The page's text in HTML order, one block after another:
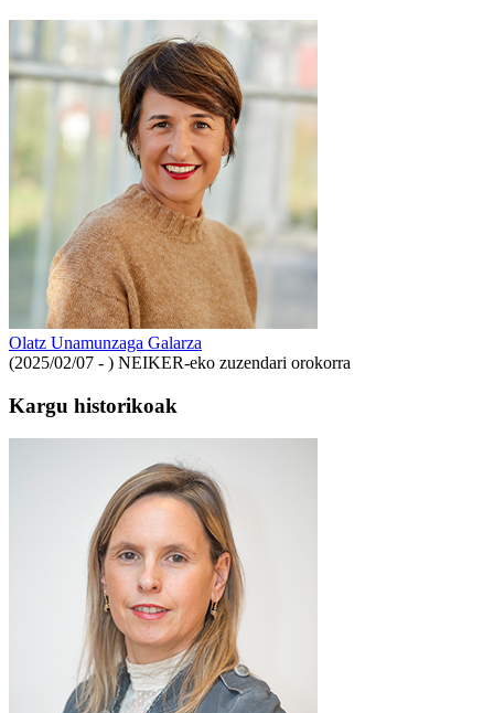
Olatz Unamunzaga Galarza
(2025/02/07 - ) NEIKER-eko zuzendari orokorra
Kargu historikoak